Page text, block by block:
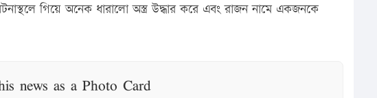
গিয়ে অনেক ধারালো অস্ত্র উদ্ধার করে এবং রাজন নামে একজনকে
news as a Photo Card